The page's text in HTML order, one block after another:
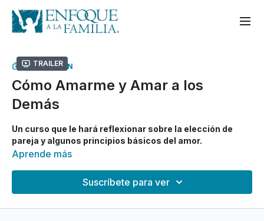
Trailer
COLECCIÓN
Cómo Amarme y Amar a los
Demás
Un curso que le hará reflexionar sobre la elección de
pareja y algunos principios básicos del amor.
Aprende más
Suscríbete para ver